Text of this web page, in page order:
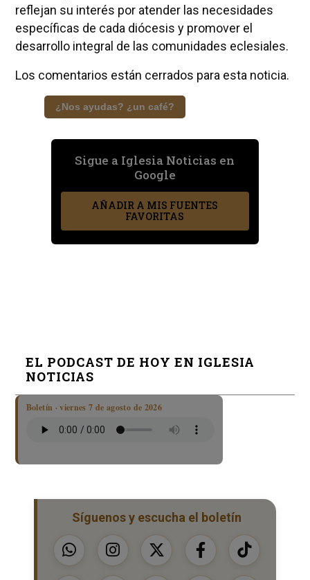
reflejan su interés por atender las necesidades
específicas de cada diócesis y promover el
desarrollo integral de las comunidades eclesiales.
Los comentarios están cerrados para esta noticia.
¿Nos ayudas? ¿un café?
Sigue a Iglesia Noticias en
Google
AÑADIR A MIS FUENTES
FAVORITAS
EL PODCAST DE HOY EN IGLESIA
NOTICIAS
Boletín · viernes 7 de agosto de 2026
Síguenos y escucha el boletín